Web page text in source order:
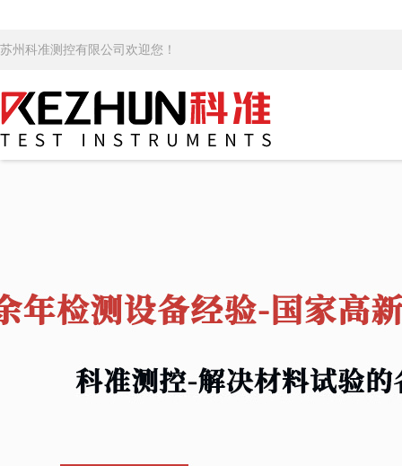
苏州科准测控有限公司欢迎您！